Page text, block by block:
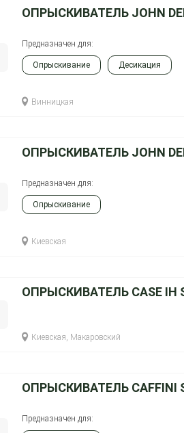
ОПРЫСКИВАТЕЛЬ JOHN
Предназначен для:
Опрыскивание Десикация
Винницкая
ОПРЫСКИВАТЕЛЬ JOHN
Предназначен для:
Опрыскивание
Киевская
ОПРЫСКИВАТЕЛЬ CASE IH
Киевская, Макаровский
ОПРЫСКИВАТЕЛЬ CAFFINI
Предназначен для: